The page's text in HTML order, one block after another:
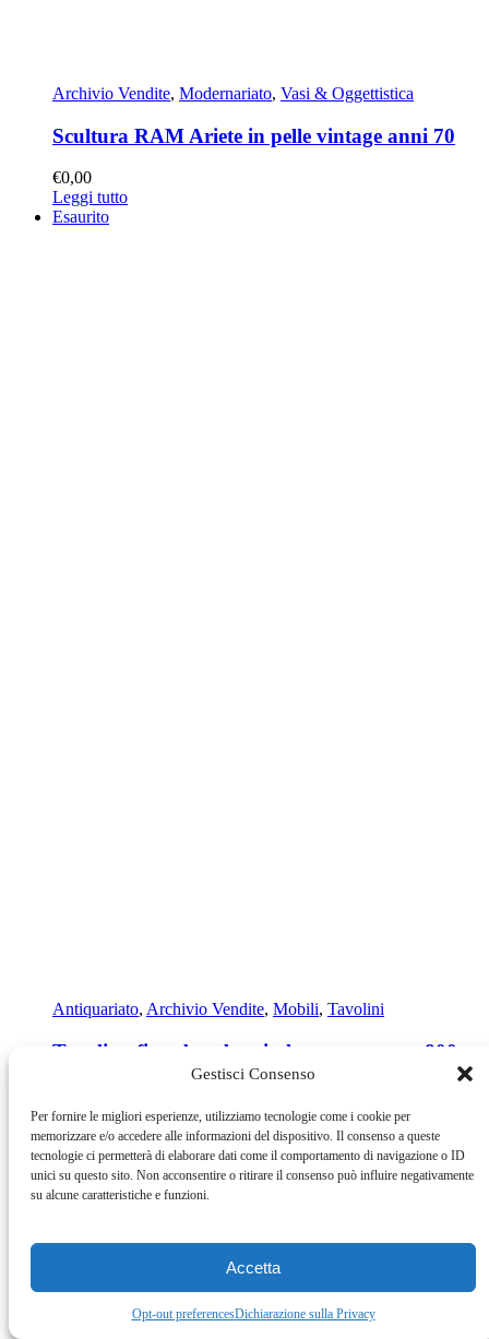
Gestisci Consenso
Per fornire le migliori esperienze, utilizziamo tecnologie come i cookie per
memorizzare e/o accedere alle informazioni del dispositivo. Il consenso a queste
tecnologie ci permetterà di elaborare dati come il comportamento di navigazione o ID
unici su questo sito. Non acconsentire o ritirare il consenso può influire negativamente
su alcune caratteristiche e funzioni.
Accetta
Opt-out preferencesDichiarazione sulla Privacy
Archivio Vendite, Modernariato, Vasi & Oggettistica
Scultura RAM Ariete in pelle vintage anni 70
€0,00
Leggi tutto
Esaurito
Antiquariato, Archivio Vendite, Mobili, Tavolini
Tavolino finto bamboo in legno e marmo 800s
Leggi tutto
Esaurito